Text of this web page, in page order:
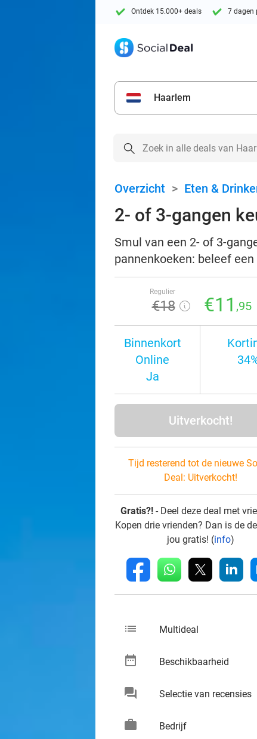
Ontdek 15.000+ deals 7 dagen
Haarlem
Overzicht > Eten &
2- of 3-gangen
Smul van een 2- of 3-
pannenkoeken: beleef
Regulier
€18 €11 ,95
Binnenkort
Online
Ja
Uitverkocht!
Tijd resterend tot de nieuwe
Deal: Uitverkocht!
Gratis?! - Deel deze deal met
Kopen drie vrienden? Dan is de
jou gratis! (info)
fb whatsapp linkedin
list Multideal
date_range Beschikbaarheid
chat Selectie van recensies
work Bedrijf